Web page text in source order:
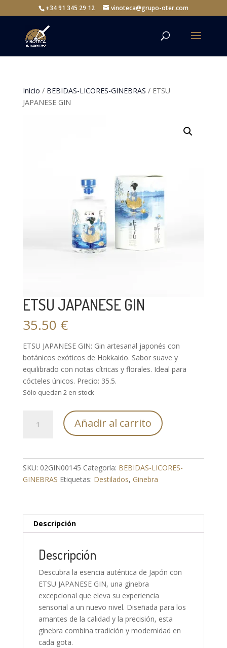
+34 91 345 29 12 vinoteca@grupo-oter.com
Inicio / BEBIDAS-LICORES-GINEBRAS / ETSU
JAPANESE GIN
ETSU JAPANESE GIN
35.50 €
ETSU JAPANESE GIN: Gin artesanal japonés con
botánicos exóticos de Hokkaido. Sabor suave y
equilibrado con notas cítricas y florales. Ideal para
cócteles únicos. Precio: 35.5.
Sólo quedan 2 en stock
JAPANESE
Añadir al carrito
SKU: 02GIN00145 Categoría: BEBIDAS-LICORES-
GINEBRAS Etiquetas: Destilados, Ginebra
Descripción
Descripción
Descubra la esencia auténtica de Japón con
ETSU JAPANESE GIN, una ginebra
excepcional que eleva su experiencia
sensorial a un nuevo nivel. Diseñada para los
amantes de la calidad y la precisión, esta
ginebra combina tradición y modernidad en
cada gota.